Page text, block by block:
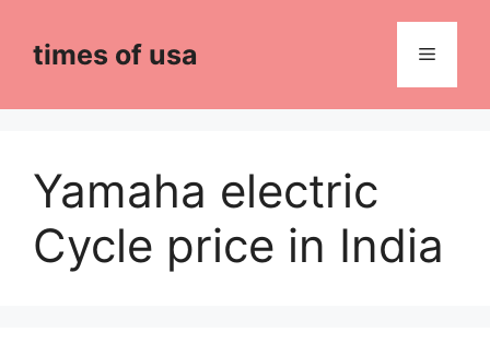
contenttimes of usa Menu
Yamaha electric
Cycle price in India